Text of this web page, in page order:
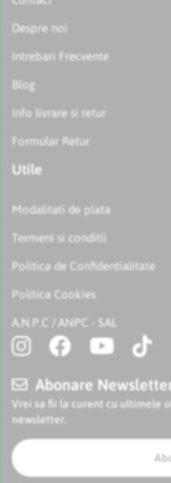
Despre noi
Intrebari Frecvente
Blog
Info livrare si retur
Formular Retur
Utile
Modalitati de plata
Termeni si conditii
Politica de Confidentialitate
Politica Cookies
A.N.P.C / ANPC - SAL
Abonare
Vrei sa fii la curent cu ultimele
newsletter.